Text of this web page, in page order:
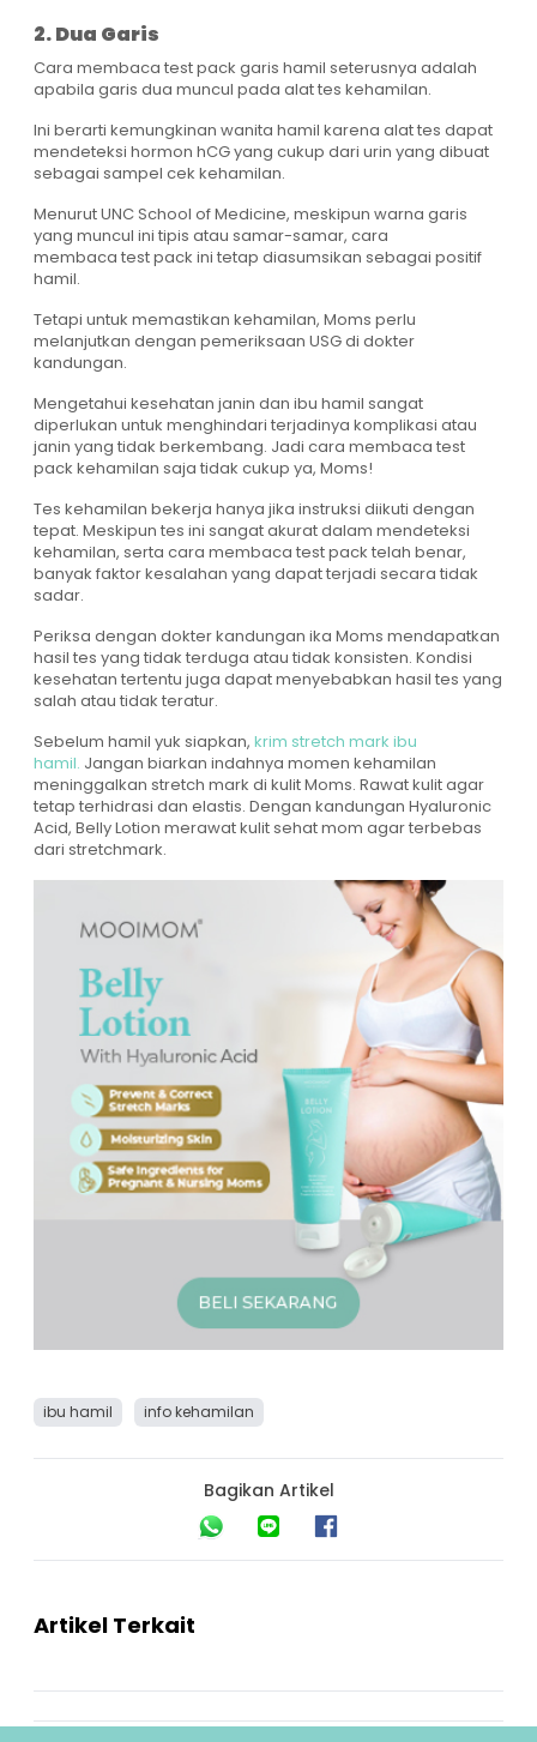
2. Dua Garis
Cara membaca test pack garis hamil seterusnya adalah
apabila garis dua muncul pada alat tes kehamilan.
Ini berarti kemungkinan wanita hamil karena alat tes dapat
mendeteksi hormon hCG yang cukup dari urin yang dibuat
sebagai sampel cek kehamilan.
Menurut UNC School of Medicine, meskipun warna garis
yang muncul ini tipis atau samar-samar, cara
membaca test pack ini tetap diasumsikan sebagai positif
hamil.
Tetapi untuk memastikan kehamilan, Moms perlu
melanjutkan dengan pemeriksaan USG di dokter
kandungan.
Mengetahui kesehatan janin dan ibu hamil sangat
diperlukan untuk menghindari terjadinya komplikasi atau
janin yang tidak berkembang. Jadi cara membaca test
pack kehamilan saja tidak cukup ya, Moms!
Tes kehamilan bekerja hanya jika instruksi diikuti dengan
tepat. Meskipun tes ini sangat akurat dalam mendeteksi
kehamilan, serta cara membaca test pack telah benar,
banyak faktor kesalahan yang dapat terjadi secara tidak
sadar.
Periksa dengan dokter kandungan ika Moms mendapatkan
hasil tes yang tidak terduga atau tidak konsisten. Kondisi
kesehatan tertentu juga dapat menyebabkan hasil tes yang
salah atau tidak teratur.
Sebelum hamil yuk siapkan, krim stretch mark ibu
hamil. Jangan biarkan indahnya momen kehamilan
meninggalkan stretch mark di kulit Moms. Rawat kulit agar
tetap terhidrasi dan elastis. Dengan kandungan Hyaluronic
Acid, Belly Lotion merawat kulit sehat mom agar terbebas
dari stretchmark.
ibu hamil info kehamilan
Bagikan Artikel
Artikel Terkait